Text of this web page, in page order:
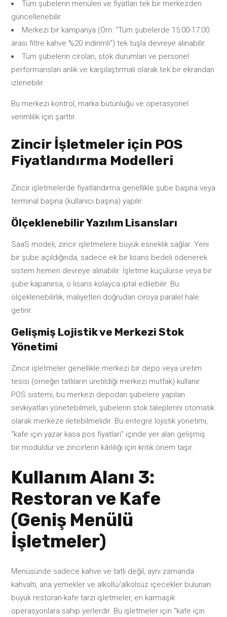
Tüm şubelerin menüleri ve fiyatları tek bir merkezden
güncellenebilir.
Merkezi bir kampanya (Örn: “Tüm şubelerde 15:00-17:00
arası filtre kahve %20 indirimli”) tek tuşla devreye alınabilir.
Tüm şubelerin ciroları, stok durumları ve personel
performansları anlık ve karşılaştırmalı olarak tek bir ekrandan
izlenebilir.
Bu merkezi kontrol, marka bütünlüğü ve operasyonel
verimlilik için şarttır.
Zincir İşletmeler için POS
Fiyatlandırma Modelleri
Zincir işletmelerde fiyatlandırma genellikle şube başına veya
terminal başına (kullanıcı başına) yapılır.
Ölçeklenebilir Yazılım Lisansları
SaaS modeli, zincir işletmelere büyük esneklik sağlar. Yeni
bir şube açıldığında, sadece ek bir lisans bedeli ödenerek
sistem hemen devreye alınabilir. İşletme küçülürse veya bir
şube kapanırsa, o lisans kolayca iptal edilebilir. Bu
ölçeklenebilirlik, maliyetleri doğrudan ciroya paralel hale
getirir.
Gelişmiş Lojistik ve Merkezi Stok
Yönetimi
Zincir işletmeler genellikle merkezi bir depo veya üretim
tesisi (örneğin tatlıların üretildiği merkezi mutfak) kullanır.
POS sistemi, bu merkezi depodan şubelere yapılan
sevkiyatları yönetebilmeli, şubelerin stok taleplerini otomatik
olarak merkeze iletebilmelidir. Bu entegre lojistik yönetimi,
“kafe için yazar kasa pos fiyatları” içinde yer alan gelişmiş
bir modüldür ve zincirlerin kârlılığı için kritik önem taşır.
Kullanım Alanı 3:
Restoran ve Kafe
(Geniş Menülü
İşletmeler)
Menüsünde sadece kahve ve tatlı değil, aynı zamanda
kahvaltı, ana yemekler ve alkollü/alkolsüz içecekler bulunan
büyük restoran-kafe tarzı işletmeler, en karmaşık
operasyonlara sahip yerlerdir. Bu işletmeler için “kafe için